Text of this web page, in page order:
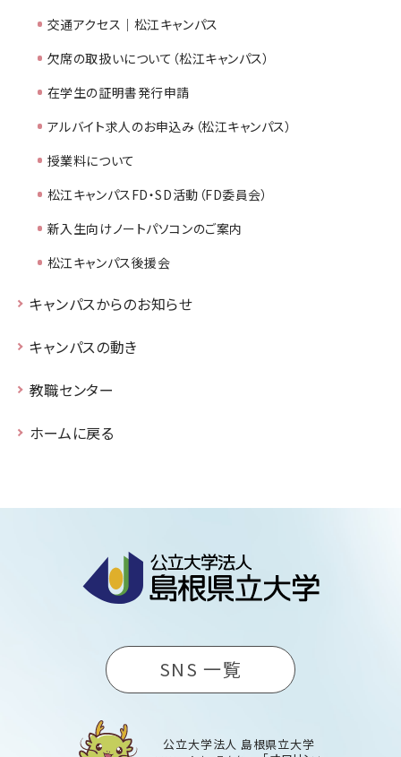
交通アクセス｜松江キャンパス
欠席の取扱いについて（松江キャンパス）
在学生の証明書発行申請
アルバイト求人のお申込み（松江キャンパス）
授業料について
松江キャンパスFD・SD活動（FD委員会）
新入生向けノートパソコンのご案内
松江キャンパス後援会
キャンパスからのお知らせ
キャンパスの動き
教職センター
ホームに戻る
SNS 一覧
公立大学法人 島根県立大学